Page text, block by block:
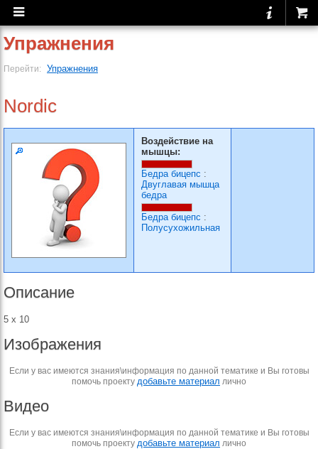
Упражнения
Перейти: Упражнения
Nordic
Воздействие на
мышцы:
Бедра бицепс :
Двуглавая мышца
бедра
Бедра бицепс :
Полусухожильная
Описание
5 x 10
Изображения
Если у вас имеются знания\информация по данной тематике и Вы готовы
помочь проекту добавьте материал лично
Видео
Если у вас имеются знания\информация по данной тематике и Вы готовы
помочь проекту добавьте материал лично